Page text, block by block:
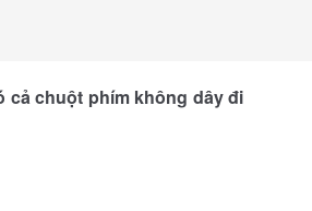
cả chuột phím không dây đi